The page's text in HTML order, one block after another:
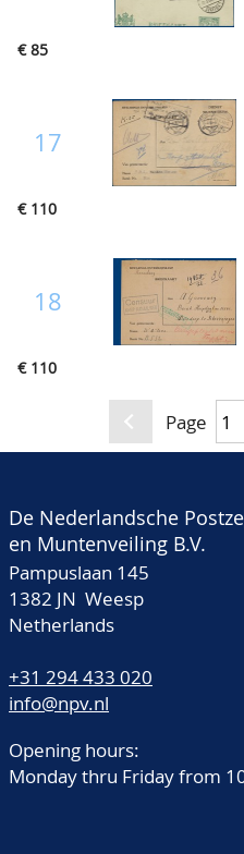
€ 85
17
€ 110
18
€ 110
Page
De Nederlandsche
en Muntenveiling B.V.
Pampuslaan 145
1382 JN Weesp
Netherlands
+31 294 433 020
info@npv.nl
Opening hours:
Monday thru Friday from